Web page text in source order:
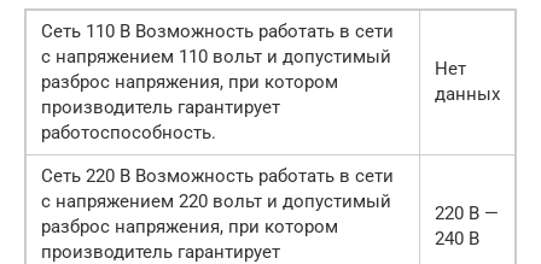
Сеть 110 В Возможность работать в сети
с напряжением 110 вольт и допустимый
разброс напряжения, при котором
производитель гарантирует
работоспособность.
Нет
данных
Сеть 220 В Возможность работать в сети
с напряжением 220 вольт и допустимый
разброс напряжения, при котором
производитель гарантирует
220 В —
240 В